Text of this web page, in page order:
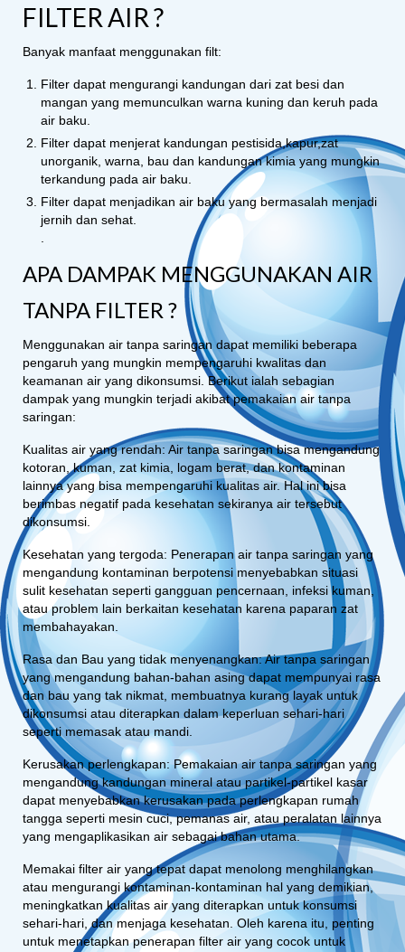
FILTER AIR ?
Banyak manfaat menggunakan filt:
Filter dapat mengurangi kandungan dari zat besi dan
mangan yang memunculkan warna kuning dan keruh pada
air baku.
Filter dapat menjerat kandungan pestisida,kapur,zat
unorganik, warna, bau dan kandungan kimia yang mungkin
terkandung pada air baku.
Filter dapat menjadikan air baku yang bermasalah menjadi
jernih dan sehat.
APA DAMPAK MENGGUNAKAN AIR
TANPA FILTER ?
Menggunakan air tanpa saringan dapat memiliki beberapa
pengaruh yang mungkin mempengaruhi kwalitas dan
keamanan air yang dikonsumsi. Berikut ialah sebagian
dampak yang mungkin terjadi akibat pemakaian air tanpa
saringan:
Kualitas air yang rendah: Air tanpa saringan bisa mengandung
kotoran, kuman, zat kimia, logam berat, dan kontaminan
lainnya yang bisa mempengaruhi kualitas air. Hal ini bisa
berimbas negatif pada kesehatan sekiranya air tersebut
dikonsumsi.
Kesehatan yang tergoda: Penerapan air tanpa saringan yang
mengandung kontaminan berpotensi menyebabkan situasi
sulit kesehatan seperti gangguan pencernaan, infeksi kuman,
atau problem lain berkaitan kesehatan karena paparan zat
membahayakan.
Rasa dan Bau yang tidak menyenangkan: Air tanpa saringan
yang mengandung bahan-bahan asing dapat mempunyai rasa
dan bau yang tak nikmat, membuatnya kurang layak untuk
dikonsumsi atau diterapkan dalam keperluan sehari-hari
seperti memasak atau mandi.
Kerusakan perlengkapan: Pemakaian air tanpa saringan yang
mengandung kandungan mineral atau partikel-partikel kasar
dapat menyebabkan kerusakan pada perlengkapan rumah
tangga seperti mesin cuci, pemanas air, atau peralatan lainnya
yang mengaplikasikan air sebagai bahan utama.
Memakai filter air yang tepat dapat menolong menghilangkan
atau mengurangi kontaminan-kontaminan hal yang demikian,
meningkatkan kualitas air yang diterapkan untuk konsumsi
sehari-hari, dan menjaga kesehatan. Oleh karena itu, penting
untuk menetapkan penerapan filter air yang cocok untuk